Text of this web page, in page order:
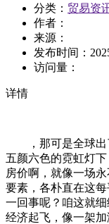
分类： 贸易资
作者：
来源：
发布时间：
访问量：
详情
，那可是全球出
五颜六色的霓虹灯
房价啊，就像一场
要素，各朴直在这
一回事呢？咱这就
经济起飞，像一架